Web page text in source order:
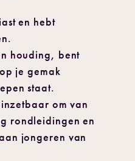
en hebt
houding, bent
je gemak
staat.
om van
rondleidingen en
jongeren van